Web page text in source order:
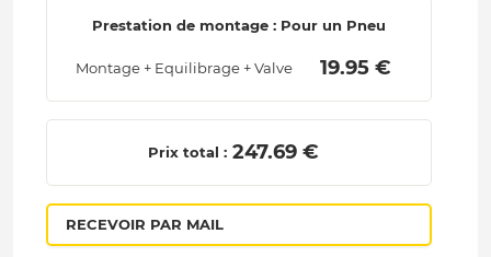
Prestation de montage : Pour un Pneu
Montage + Equilibrage + Valve 19.95 €
Prix total : 247.69 €
RECEVOIR PAR MAIL